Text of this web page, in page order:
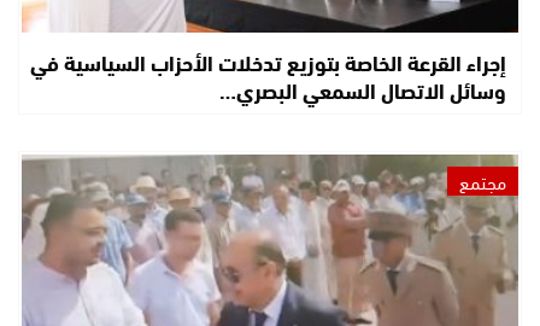
إجراء القرعة الخاصة بتوزيع تدخلات الأحزاب السياسية في
وسائل الاتصال السمعي البصري…
مجتمع